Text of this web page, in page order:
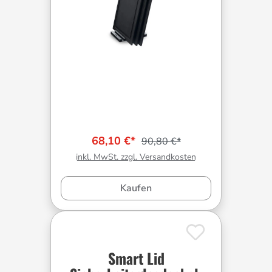
68,10 €* 90,80 €*
inkl. MwSt. zzgl. Versandkosten
Kaufen
Smart Lid